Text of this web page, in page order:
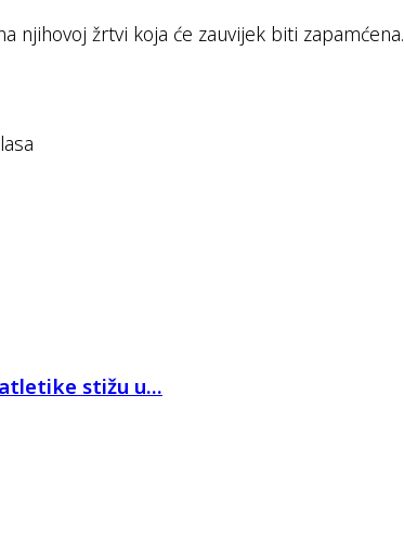
njihovoj žrtvi koja će zauvijek biti zapamćena.
stižu u...